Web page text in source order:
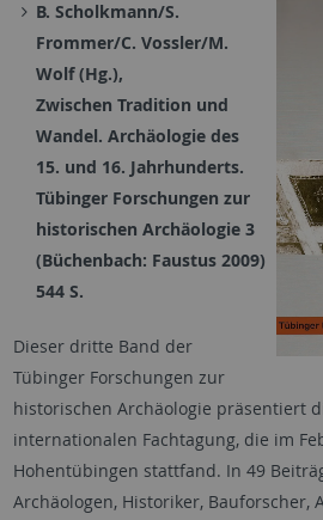
B. Scholkmann/S.
Frommer/C. Vossler/M.
Wolf (Hg.),
Zwischen Tradition und
Wandel. Archäologie des
15. und 16. Jahrhunderts.
Tübinger Forschungen zur
historischen Archäologie 3
(Büchenbach: Faustus 2009)
544 S.
Dieser dritte Band der
Tübinger Forschungen zur
historischen Archäologie präsentiert
internationalen Fachtagung, die im
Hohentübingen stattfand. In 49
Archäologen, Historiker, Bauforscher,